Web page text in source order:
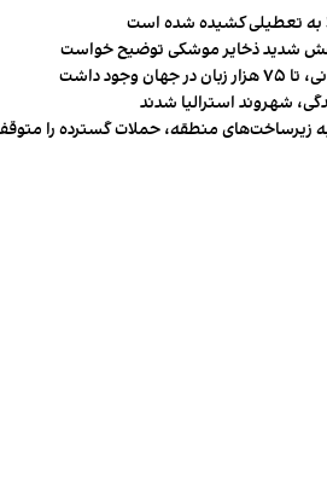
به تعطیلی کشیده شده است
شدید ذخایر موشکی توضیح خواست
داشت
زیرساخت‌های منطقه، حملات گسترده را